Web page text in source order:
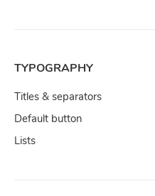
TYPOGRAPHY
Titles & separators
Default button
Lists